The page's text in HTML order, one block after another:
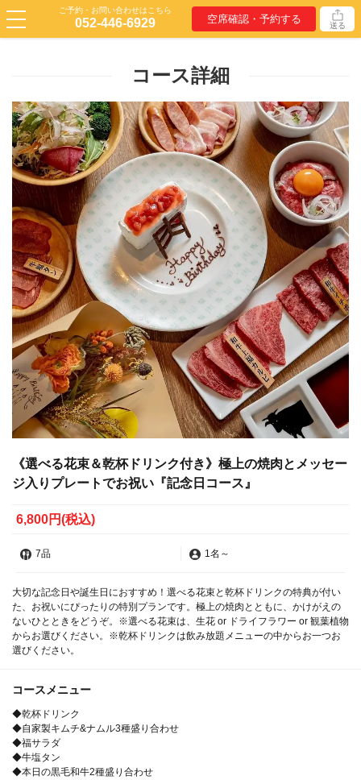
ご予約・お問い合わせはこちら
052-446-6929 空席確認・予約する 送る
コース詳細
《選べる花束＆乾杯ドリンク付き》極上の焼肉とメッセー
ジ入りプレートでお祝い『記念日コース』
6,800円(税込)
7品 1名 ～
大切な記念日や誕生日におすすめ！選べる花束と乾杯ドリンクの特典が付い
た、お祝いにぴったりの特別プランです。極上の焼肉とともに、かけがえの
ないひとときをどうぞ。※選べる花束は、生花 or ドライフラワー or 観葉植物
からお選びください。※乾杯ドリンクは飲み放題メニューの中からお一つお
選びください。
コースメニュー
◆乾杯ドリンク
◆自家製キムチ&ナムル3種盛り合わせ
◆福サラダ
◆牛塩タン
◆本日の黒毛和牛2種盛り合わせ